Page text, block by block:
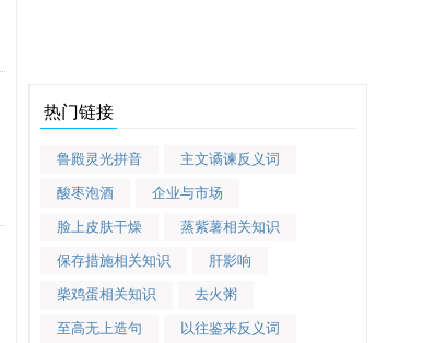
热门链接
鲁殿灵光拼音 主文谲谏反义词
酸枣泡酒 企业与市场
脸上皮肤干燥 蒸紫薯相关知识
保存措施相关知识 肝影响
柴鸡蛋相关知识 去火粥
至高无上造句 以往鉴来反义词